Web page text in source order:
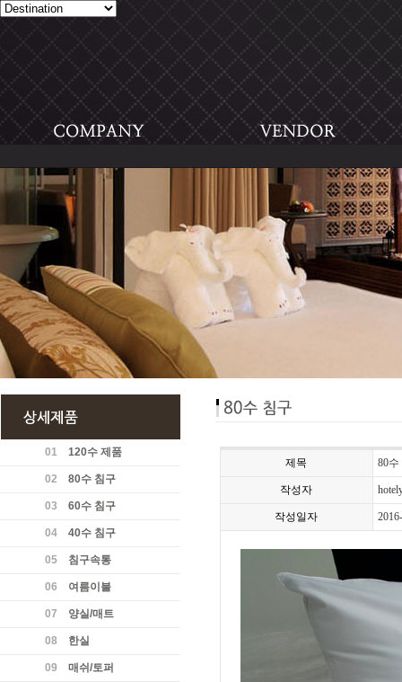
01 120수 제품
02 80수 침구
03 60수 침구
04 40수 침구
05 침구속통
06 여름이불
07 양실/매트
08 한실
09 매쉬/토퍼
제목 80
작성자
작성일자